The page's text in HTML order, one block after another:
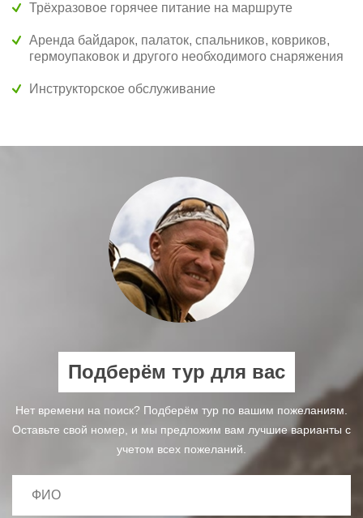
Трёхразовое горячее питание на маршруте
Аренда байдарок, палаток, спальников, ковриков,
гермоупаковок и другого необходимого снаряжения
Инструкторское обслуживание
Подберём тур для вас
Нет времени на поиск? Подберём тур по вашим пожеланиям.
Оставьте свой номер, и мы предложим вам лучшие варианты с
учетом всех пожеланий.